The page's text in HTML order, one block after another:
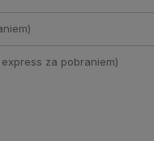
express za pobraniem)